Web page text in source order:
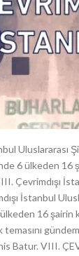
Uluslararası
6 ülkeden 16
Çevrimdışı
İstanbul
16 şairin
temasını
Batur. VIII.